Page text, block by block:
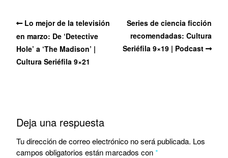
Lo mejor de la televisión
en marzo: De ‘Detective
Hole’ a ‘The Madison’ |
Cultura Seriéfila 9×21
Series de ciencia ficción
recomendadas: Cultura
Seriéfila 9×19 | Podcast
Deja una respuesta
Tu dirección de correo electrónico no será publicada. Los
campos obligatorios están marcados con*